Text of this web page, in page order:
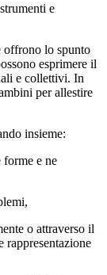
e
offrono lo spunto
esprimere il
e collettivi. In
per allestire
insieme:
forme e ne
o attraverso il
rappresentazione